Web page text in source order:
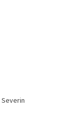
Severin